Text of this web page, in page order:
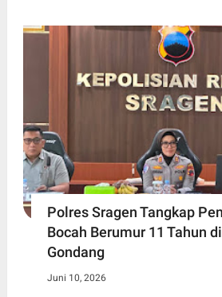
Polres Sragen Tangkap
Bocah Berumur 11 Tahun
Gondang
Juni 10, 2026